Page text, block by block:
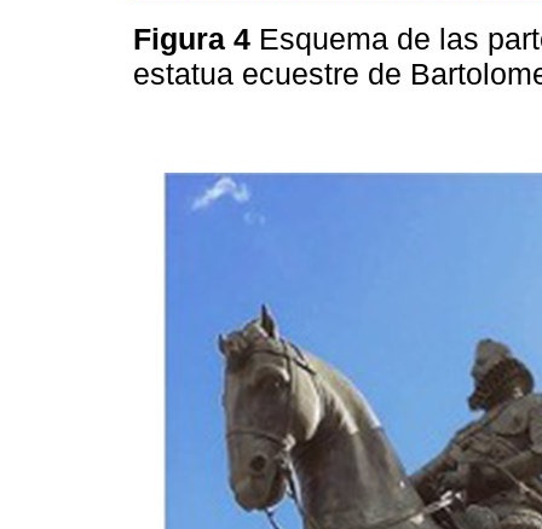
Figura 4 Esquema de las
estatua ecuestre de